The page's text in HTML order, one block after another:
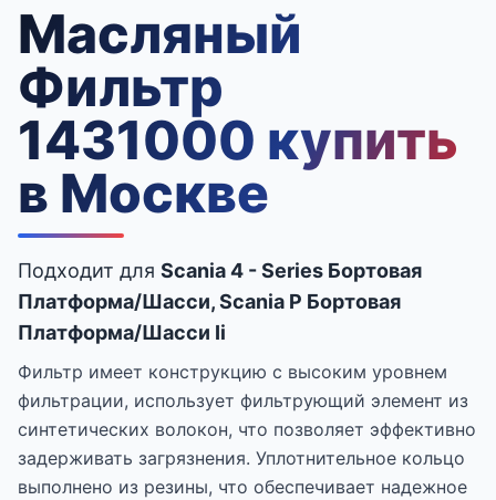
Масляный
Фильтр
1431000 купить
в Москве
Подходит для Scania 4 - Series Бортовая
Платформа/Шасси, Scania P Бортовая
Платформа/Шасси Ii
Фильтр имеет конструкцию с высоким уровнем
фильтрации, использует фильтрующий элемент из
синтетических волокон, что позволяет эффективно
задерживать загрязнения. Уплотнительное кольцо
выполнено из резины, что обеспечивает надежное